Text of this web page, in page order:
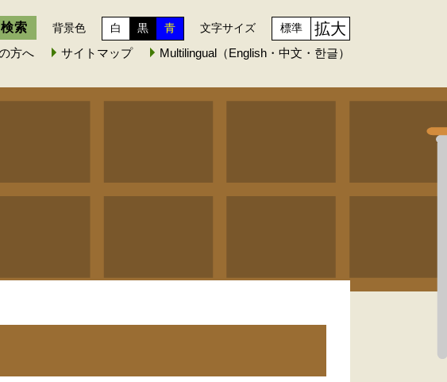
背景色 白 黒 青 文字サイズ 標準 拡大
方へ サイトマップ Multilingual（English・中文・한글）